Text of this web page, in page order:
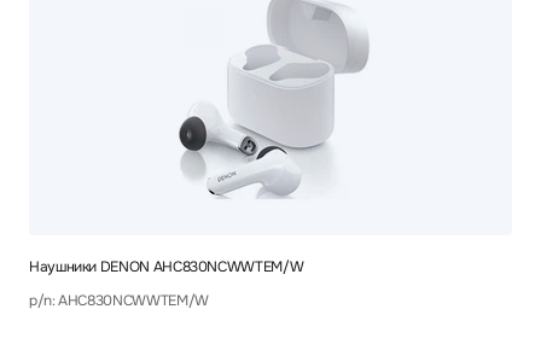
Наушники DENON AHC830NCWWTEM/W
p/n: AHC830NCWWTEM/W